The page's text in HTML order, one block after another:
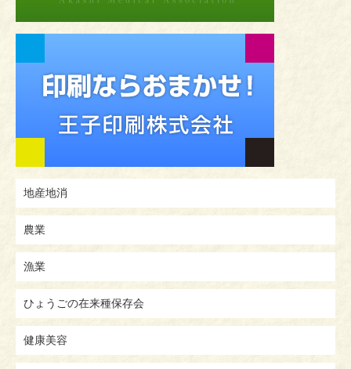
地産地消
農業
漁業
ひょうごの在来種保存会
健康美容